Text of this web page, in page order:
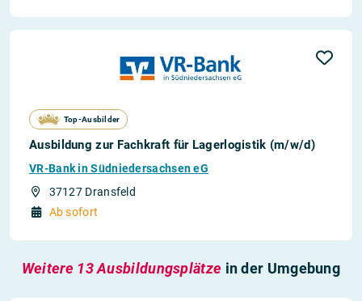
Top-Ausbilder
Ausbildung zur Fachkraft für Lagerlogistik (m/w/d)
VR-Bank in Südniedersachsen eG
37127 Dransfeld
Ab sofort
Weitere 13 Ausbildungsplätze in der Umgebung